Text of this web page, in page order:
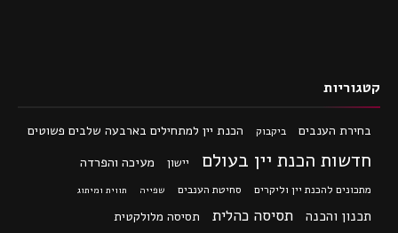
קטגוריות
בחירת הענבים ביקבוק הכנת יין למתחילים בארבעה שלבים פשוטים
חדשות הכנת יין בעולם יישון מעיכה והפרדה
מתכונים להכנת יין וליקרים סחיטת הענבים שפייה תווית ומיתוג
תכנון והכנה תסיסה כהלית תסיסה מלולקטית